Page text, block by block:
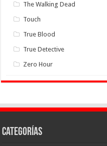
The Walking Dead
Touch
True Blood
True Detective
Zero Hour
Categorías